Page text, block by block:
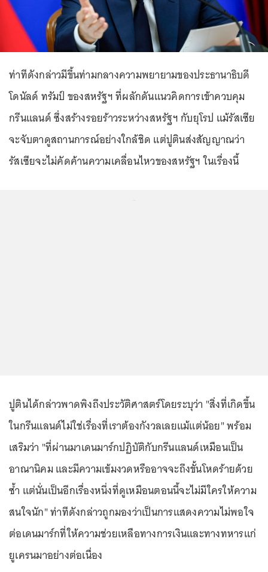
ท่าทีดังกล่าวมีขึ้นท่ามกลางความพยายามของประธานาธิบดี
โดนัลด์ ทรัมป์ ของสหรัฐฯ ที่ผลักดันแนวคิดการเข้าควบคุม
กรีนแลนด์ ซึ่งสร้างรอยร้าวระหว่างสหรัฐฯ กับยุโรป แม้รัสเซีย
จะจับตาดูสถานการณ์อย่างใกล้ชิด แต่ปูตินส่งสัญญาณว่า
รัสเซียจะไม่คัดค้านความเคลื่อนไหวของสหรัฐฯ ในเรื่องนี้
ปูตินได้กล่าวพาดพิงถึงประวัติศาสตร์โดยระบุว่า "สิ่งที่เกิดขึ้น
ในกรีนแลนด์ไม่ใช่เรื่องที่เราต้องกังวลเลยแม้แต่น้อย" พร้อม
เสริมว่า "ที่ผ่านมาเดนมาร์กปฏิบัติกับกรีนแลนด์เหมือนเป็น
อาณานิคม และมีความเข้มงวดหรืออาจจะถึงขั้นโหดร้ายด้วย
ซ้ำ แต่นั่นเป็นอีกเรื่องหนึ่งที่ดูเหมือนตอนนี้จะไม่มีใครให้ความ
สนใจนัก" ท่าทีดังกล่าวถูกมองว่าเป็นการแสดงความไม่พอใจ
ต่อเดนมาร์กที่ให้ความช่วยเหลือทางการเงินและทางทหารแก่
ยูเครนมาอย่างต่อเนื่อง